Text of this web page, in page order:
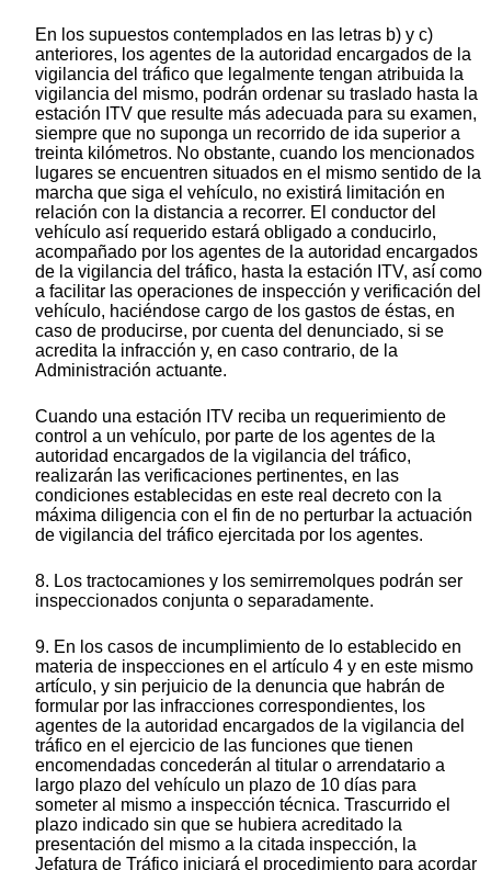
En los supuestos contemplados en las letras b) y c)
anteriores, los agentes de la autoridad encargados de la
vigilancia del tráfico que legalmente tengan atribuida la
vigilancia del mismo, podrán ordenar su traslado hasta la
estación ITV que resulte más adecuada para su examen,
siempre que no suponga un recorrido de ida superior a
treinta kilómetros. No obstante, cuando los mencionados
lugares se encuentren situados en el mismo sentido de la
marcha que siga el vehículo, no existirá limitación en
relación con la distancia a recorrer. El conductor del
vehículo así requerido estará obligado a conducirlo,
acompañado por los agentes de la autoridad encargados
de la vigilancia del tráfico, hasta la estación ITV, así como
a facilitar las operaciones de inspección y verificación del
vehículo, haciéndose cargo de los gastos de éstas, en
caso de producirse, por cuenta del denunciado, si se
acredita la infracción y, en caso contrario, de la
Administración actuante.
Cuando una estación ITV reciba un requerimiento de
control a un vehículo, por parte de los agentes de la
autoridad encargados de la vigilancia del tráfico,
realizarán las verificaciones pertinentes, en las
condiciones establecidas en este real decreto con la
máxima diligencia con el fin de no perturbar la actuación
de vigilancia del tráfico ejercitada por los agentes.
8. Los tractocamiones y los semirremolques podrán ser
inspeccionados conjunta o separadamente.
9. En los casos de incumplimiento de lo establecido en
materia de inspecciones en el artículo 4 y en este mismo
artículo, y sin perjuicio de la denuncia que habrán de
formular por las infracciones correspondientes, los
agentes de la autoridad encargados de la vigilancia del
tráfico en el ejercicio de las funciones que tienen
encomendadas concederán al titular o arrendatario a
largo plazo del vehículo un plazo de 10 días para
someter al mismo a inspección técnica. Trascurrido el
plazo indicado sin que se hubiera acreditado la
presentación del mismo a la citada inspección, la
Jefatura de Tráfico iniciará el procedimiento para acordar